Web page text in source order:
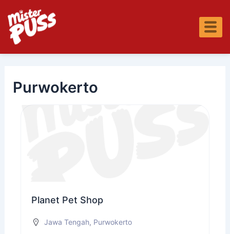
content
Purwokerto
Planet Pet Shop
Jawa Tengah, Purwokerto
e
a
h